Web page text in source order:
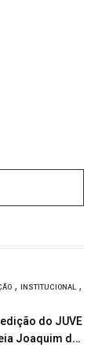
, INSTITUCIONAL ,
do JUVE
Joaquim de